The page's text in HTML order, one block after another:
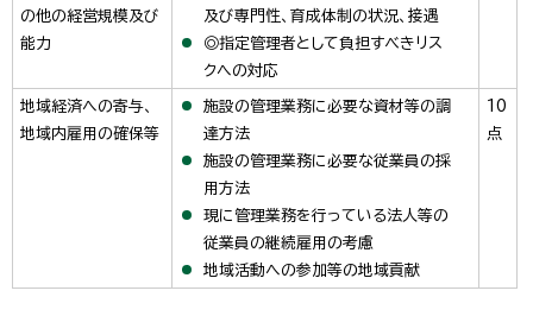
の他の経営規模及び
能力
及び専門性、育成体制の状況、接遇
◎指定管理者として負担すべきリス
クへの対応
地域経済への寄与、
地域内雇用の確保等
施設の管理業務に必要な資材等の調
達方法
施設の管理業務に必要な従業員の採
用方法
現に管理業務を行っている法人等の
従業員の継続雇用の考慮
地域活動への参加等の地域貢献
10
点